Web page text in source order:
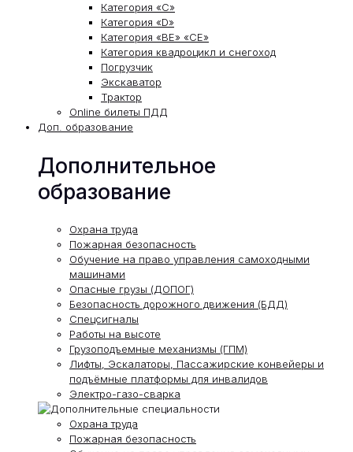
Категория «С»
Категория «D»
Категория «ВЕ» «СЕ»
Категория квадроцикл и снегоход
Погрузчик
Экскаватор
Трактор
Online билеты ПДД
Доп. образование
Дополнительное
образование
Охрана труда
Пожарная безопасность
Обучение на право управления самоходными
машинами
Опасные грузы (ДОПОГ)
Безопасность дорожного движения (БДД)
Спецсигналы
Работы на высоте
Грузоподъемные механизмы (ГПМ)
Лифты, Эскалаторы, Пассажирские конвейеры и
подъёмные платформы для инвалидов
Электро-газо-сварка
Охрана труда
Пожарная безопасность